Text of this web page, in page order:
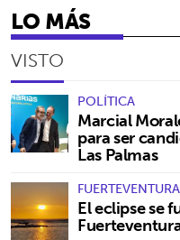
LO MÁS
VISTO
POLÍTICA
Marcial
para ser
Las Palmas
FUERTEVENTURA
El eclipse se